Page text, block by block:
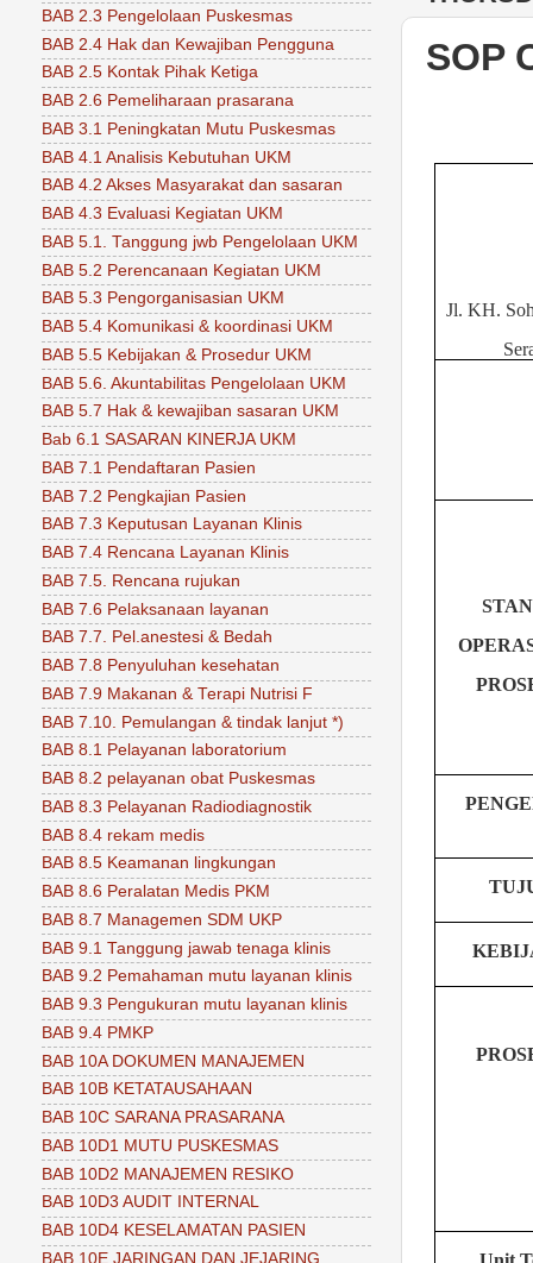
SOP
Jl. KH.
BAB 2.3 Pengelolaan Puskesmas
BAB 2.4 Hak dan Kewajiban Pengguna
BAB 2.5 Kontak Pihak Ketiga
BAB 2.6 Pemeliharaan prasarana
BAB 3.1 Peningkatan Mutu Puskesmas
BAB 4.1 Analisis Kebutuhan UKM
BAB 4.2 Akses Masyarakat dan sasaran
BAB 4.3 Evaluasi Kegiatan UKM
BAB 5.1. Tanggung jwb Pengelolaan UKM
BAB 5.2 Perencanaan Kegiatan UKM
BAB 5.3 Pengorganisasian UKM
BAB 5.4 Komunikasi & koordinasi UKM
BAB 5.5 Kebijakan & Prosedur UKM
BAB 5.6. Akuntabilitas Pengelolaan UKM
BAB 5.7 Hak & kewajiban sasaran UKM
Bab 6.1 SASARAN KINERJA UKM
BAB 7.1 Pendaftaran Pasien
BAB 7.2 Pengkajian Pasien
BAB 7.3 Keputusan Layanan Klinis
BAB 7.4 Rencana Layanan Klinis
BAB 7.5. Rencana rujukan
BAB 7.6 Pelaksanaan layanan
BAB 7.7. Pel.anestesi & Bedah
BAB 7.8 Penyuluhan kesehatan
BAB 7.9 Makanan & Terapi Nutrisi F
BAB 7.10. Pemulangan & tindak lanjut *)
BAB 8.1 Pelayanan laboratorium
BAB 8.2 pelayanan obat Puskesmas
BAB 8.3 Pelayanan Radiodiagnostik
BAB 8.4 rekam medis
BAB 8.5 Keamanan lingkungan
BAB 8.6 Peralatan Medis PKM
BAB 8.7 Managemen SDM UKP
BAB 9.1 Tanggung jawab tenaga klinis
BAB 9.2 Pemahaman mutu layanan klinis
BAB 9.3 Pengukuran mutu layanan klinis
BAB 9.4 PMKP
BAB 10A DOKUMEN MANAJEMEN
BAB 10B KETATAUSAHAAN
BAB 10C SARANA PRASARANA
BAB 10D1 MUTU PUSKESMAS
BAB 10D2 MANAJEMEN RESIKO
BAB 10D3 AUDIT INTERNAL
BAB 10D4 KESELAMATAN PASIEN
BAB 10E JARINGAN DAN JEJARING